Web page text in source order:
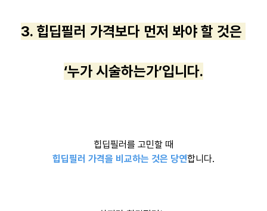
3. 힙딥필러 가격보다 먼저 봐야 할 것은
‘누가 시술하는가’입니다.
힙딥필러를 고민할 때
힙딥필러 가격을 비교하는 것은 당연합니다.